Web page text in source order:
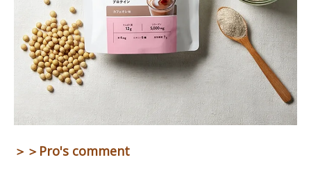
＞＞Pro's comment